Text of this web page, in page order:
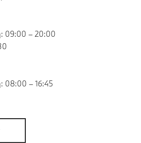
09:00 – 20:00
08:00 – 16:45